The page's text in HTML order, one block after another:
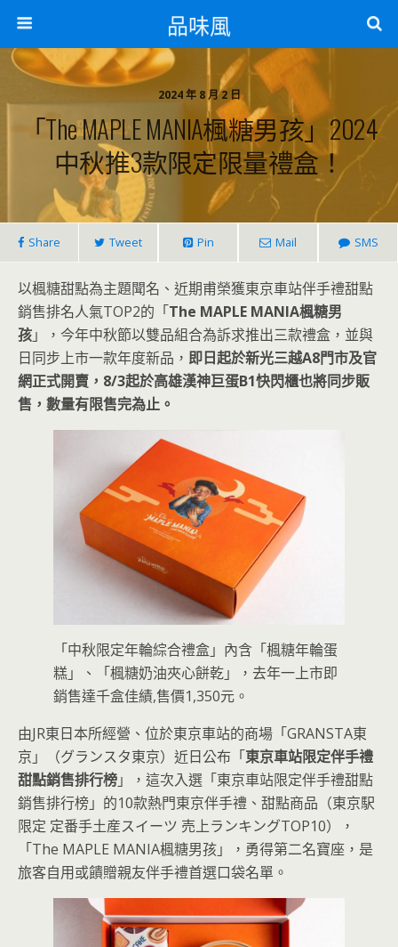
品味風
2024 年 8 月 2 日
「The MAPLE MANIA楓糖男孩」2024
中秋推3款限定限量禮盒！
Share Tweet Pin Mail SMS
以楓糖甜點為主題聞名、近期甫榮獲東京車站伴手禮甜點
銷售排名人氣TOP2的「The MAPLE MANIA楓糖男
孩」，今年中秋節以雙品組合為訴求推出三款禮盒，並與
日同步上市一款年度新品， 即日起於新光三越A8門市及官
網正式開賣，8/3起於高雄漢神巨蛋B1快閃櫃也將同步販
售，數量有限售完為止。
「中秋限定年輪綜合禮盒」內含「楓糖年輪蛋
糕」、「楓糖奶油夾心餅乾」，去年一上市即
銷售達千盒佳績,售價1,350元。
由JR東日本所經營、位於東京車站的商場「GRANSTA東
京」（グランスタ東京）近日公布「東京車站限定伴手禮
甜點銷售排行榜」，這次入選「東京車站限定伴手禮甜點
銷售排行榜」的10款熱門東京伴手禮、甜點商品（東京駅
限定 定番手土産スイーツ 売上ランキングTOP10），
「The MAPLE MANIA楓糖男孩」，勇得第二名寶座，是
旅客自用或饋贈親友伴手禮首選口袋名單。